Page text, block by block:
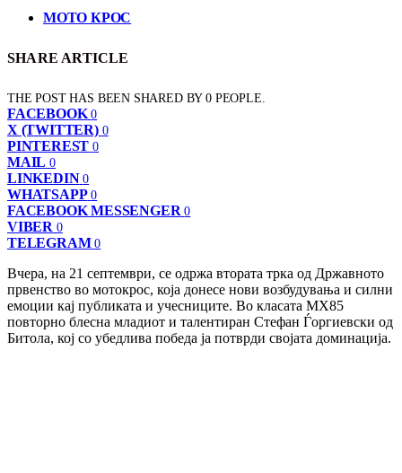
МОТО КРОС
SHARE ARTICLE
THE POST HAS BEEN SHARED BY0 PEOPLE.
FACEBOOK 0
X (TWITTER) 0
PINTEREST 0
MAIL 0
LINKEDIN 0
WHATSAPP 0
FACEBOOK MESSENGER 0
VIBER 0
TELEGRAM 0
Вчера, на 21 септември, се одржа втората трка од Државното
првенство во мотокрос, која донесе нови возбудувања и силни
емоции кај публиката и учесниците. Во класата МХ85
повторно блесна младиот и талентиран Стефан Ѓоргиевски од
Битола, кој со убедлива победа ја потврди својата доминација.